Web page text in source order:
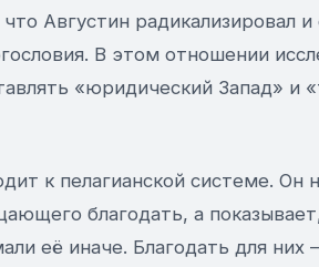
что Августин
В этом отношении
«юридический Запад» и
к пелагианской системе. Он
благодать, а
её иначе. Благодать для